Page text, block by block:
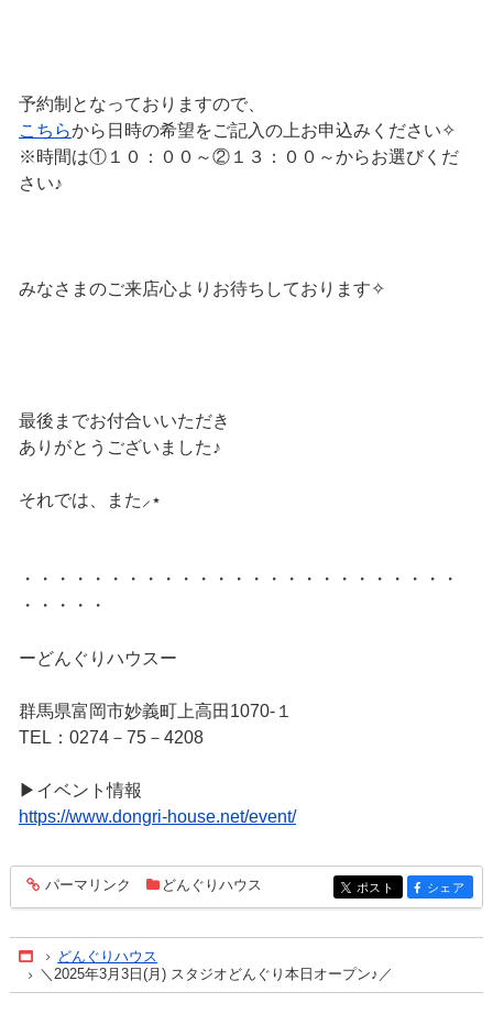
予約制となっておりますので、
こちらから日時の希望をご記入の上お申込みください✧
※時間は①１０：００～②１３：００～からお選びくだ
さい♪
みなさまのご来店心よりお待ちしております✧
最後までお付合いいただき
ありがとうございました♪
それでは、また⸝⋆
・・・・・・・・・・・・・・・・・・・・・・・・・
・・・・・
ーどんぐりハウスー
群馬県富岡市妙義町上高田1070‐１
TEL：0274－75－4208
▶イベント情報
https://www.dongri-house.net/event/
entry461
パーマリンク どんぐりハウス entry461
ポスト entry461
シェア
Home
どんぐりハウス
＼2025年3月3日(月) スタジオどんぐり本日オープン♪／